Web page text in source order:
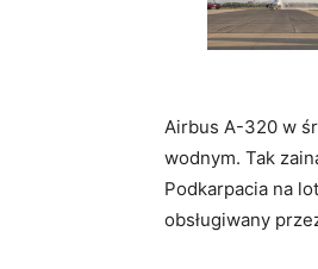
Airbus A-320 w
wodnym. Tak
Podkarpacia na
obsługiwany